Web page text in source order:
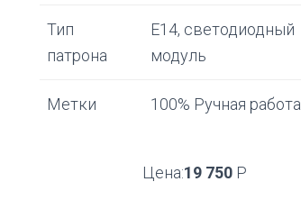
Тип
патрона
Е14, светодиодный
модуль
Метки 100% Ручная работа.
Цена:19 750 Р